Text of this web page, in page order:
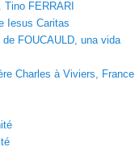
Tino FERRARI
Iesus Caritas
FOUCAULD, una vida
Charles à Viviers, France